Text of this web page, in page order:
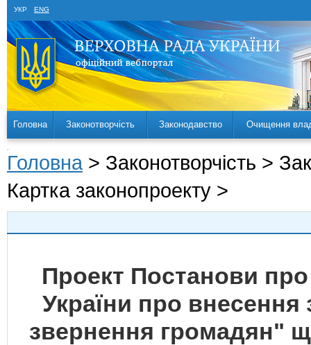
УКР ENG
Головна Законотворчість Законодавство Очищення
Головна > Законотворчість >
Картка законопроекту >
Проект Постанови
України про внесення
звернення громадян"